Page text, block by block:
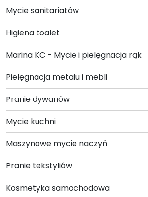
Mycie sanitariatów
Higiena toalet
Marina KC - Mycie i pielęgnacja rąk
Pielęgnacja metalu i mebli
Pranie dywanów
Mycie kuchni
Maszynowe mycie naczyń
Pranie tekstyliów
Kosmetyka samochodowa